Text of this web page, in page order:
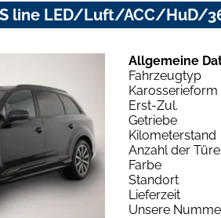
S line LED/Luft/ACC/HuD/
Allgemeine
Fahrzeugtyp
Karosserieform
Erst-Zul.
Getriebe
Kilometerstand
Anzahl der
Farbe
Standort
Lieferzeit
Unsere